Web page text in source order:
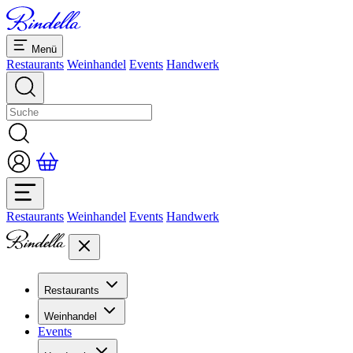
Menü
Restaurants Weinhandel Events Handwerk
Restaurants Weinhandel Events Handwerk
Restaurants
Übersicht Restaurants
Bankette & Events
Dolcezze
Weinhandel
Übersicht
Events